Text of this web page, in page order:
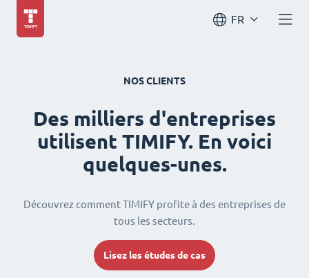
FR
NOS CLIENTS
Des milliers d'entreprises
utilisent TIMIFY. En voici
quelques-unes.
Découvrez comment TIMIFY profite à des entreprises de
tous les secteurs.
Lisez les études de cas